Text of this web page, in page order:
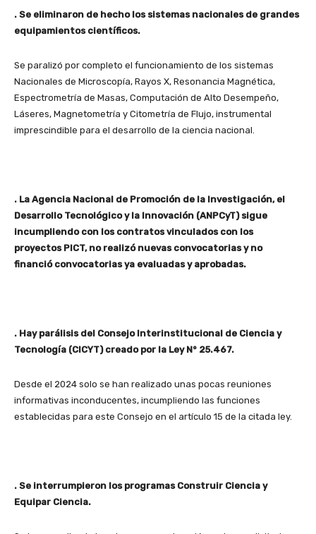
. Se eliminaron de hecho los sistemas nacionales de grandes
equipamientos científicos.
Se paralizó por completo el funcionamiento de los sistemas
Nacionales de Microscopía, Rayos X, Resonancia Magnética,
Espectrometría de Masas, Computación de Alto Desempeño,
Láseres, Magnetometría y Citometría de Flujo, instrumental
imprescindible para el desarrollo de la ciencia nacional.
. La Agencia Nacional de Promoción de la Investigación, el
Desarrollo Tecnológico y la Innovación (ANPCyT) sigue
incumpliendo con los contratos vinculados con los
proyectos PICT, no realizó nuevas convocatorias y no
financió convocatorias ya evaluadas y aprobadas.
. Hay parálisis del Consejo Interinstitucional de Ciencia y
Tecnología (CICYT) creado por la Ley N° 25.467.
Desde el 2024 solo se han realizado unas pocas reuniones
informativas inconducentes, incumpliendo las funciones
establecidas para este Consejo en el artículo 15 de la citada ley.
. Se interrumpieron los programas Construir Ciencia y
Equipar Ciencia.